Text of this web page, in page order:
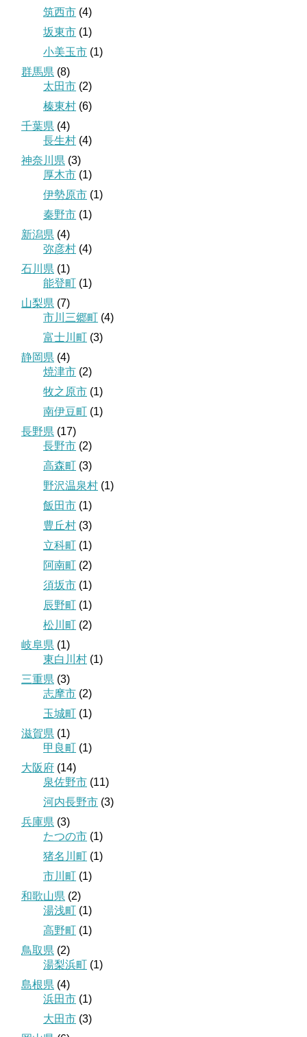
筑西市 (4)
坂東市 (1)
小美玉市 (1)
群馬県 (8)
太田市 (2)
榛東村 (6)
千葉県 (4)
長生村 (4)
神奈川県 (3)
厚木市 (1)
伊勢原市 (1)
秦野市 (1)
新潟県 (4)
弥彦村 (4)
石川県 (1)
能登町 (1)
山梨県 (7)
市川三郷町 (4)
富士川町 (3)
静岡県 (4)
焼津市 (2)
牧之原市 (1)
南伊豆町 (1)
長野県 (17)
長野市 (2)
高森町 (3)
野沢温泉村 (1)
飯田市 (1)
豊丘村 (3)
立科町 (1)
阿南町 (2)
須坂市 (1)
辰野町 (1)
松川町 (2)
岐阜県 (1)
東白川村 (1)
三重県 (3)
志摩市 (2)
玉城町 (1)
滋賀県 (1)
甲良町 (1)
大阪府 (14)
泉佐野市 (11)
河内長野市 (3)
兵庫県 (3)
たつの市 (1)
猪名川町 (1)
市川町 (1)
和歌山県 (2)
湯浅町 (1)
高野町 (1)
鳥取県 (2)
湯梨浜町 (1)
島根県 (4)
浜田市 (1)
大田市 (3)